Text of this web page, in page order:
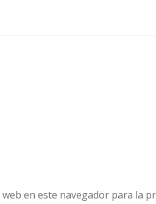
en este navegador para la